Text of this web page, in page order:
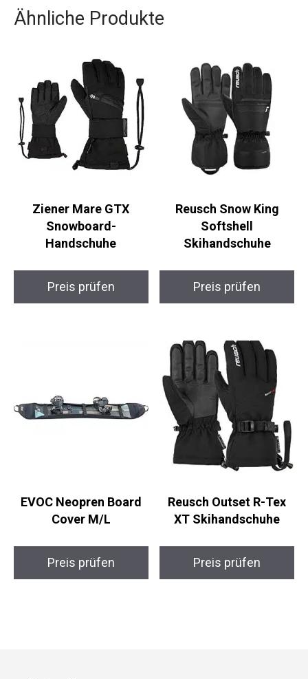
Stich.
Ziener Mare GTX
Handschuhe
Reusch Snow King
Skihandschuhe
EVOC Neopren Board
Cover M/L
Reusch Outset R-Tex
XT Skihandschuhe